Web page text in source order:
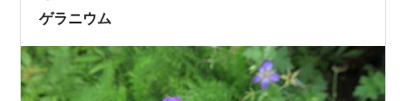
ゲラニウム